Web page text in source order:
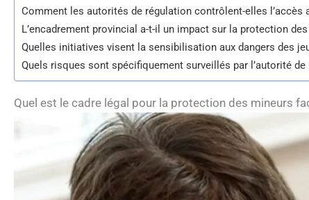
Comment les autorités de régulation contrôlent-elles l’accès
L’encadrement provincial a-t-il un impact sur la protection
Quelles initiatives visent la sensibilisation aux dangers des
Quels risques sont spécifiquement surveillés par l’autorité de
Quel est le cadre légal pour la protection des mineurs